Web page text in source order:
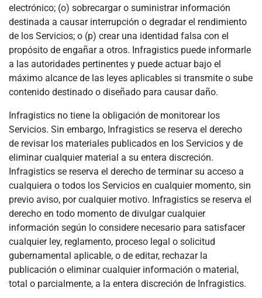
electrónico; (o) sobrecargar o suministrar información
destinada a causar interrupción o degradar el rendimiento
de los Servicios; o (p) crear una identidad falsa con el
propósito de engañar a otros. Infragistics puede informarle
a las autoridades pertinentes y puede actuar bajo el
máximo alcance de las leyes aplicables si transmite o sube
contenido destinado o diseñado para causar daño.
Infragistics no tiene la obligación de monitorear los
Servicios. Sin embargo, Infragistics se reserva el derecho
de revisar los materiales publicados en los Servicios y de
eliminar cualquier material a su entera discreción.
Infragistics se reserva el derecho de terminar su acceso a
cualquiera o todos los Servicios en cualquier momento, sin
previo aviso, por cualquier motivo. Infragistics se reserva el
derecho en todo momento de divulgar cualquier
información según lo considere necesario para satisfacer
cualquier ley, reglamento, proceso legal o solicitud
gubernamental aplicable, o de editar, rechazar la
publicación o eliminar cualquier información o material,
total o parcialmente, a la entera discreción de Infragistics.